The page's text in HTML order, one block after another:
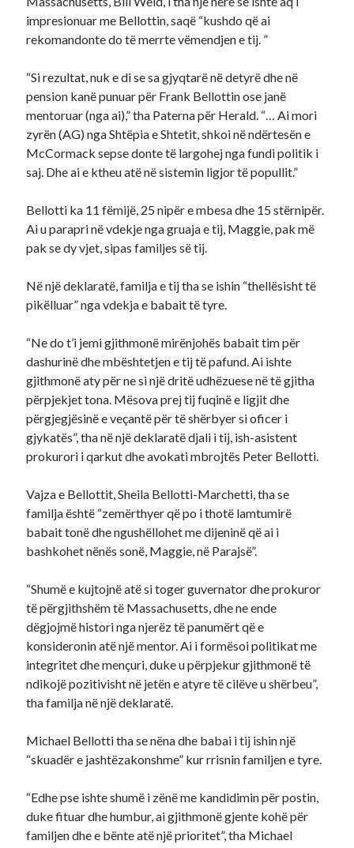
impresionuar me Bellottin, saqë “kushdo që ai
rekomandonte do të merrte vëmendjen e tij. ”
“Si rezultat, nuk e di se sa gjyqtarë në detyrë dhe në
pension kanë punuar për Frank Bellottin ose janë
mentoruar (nga ai),” tha Paterna për Herald. “… Ai mori
zyrën (AG) nga Shtëpia e Shtetit, shkoi në ndërtesën e
McCormack sepse donte të largohej nga fundi politik i
saj. Dhe ai e ktheu atë në sistemin ligjor të popullit.”
Bellotti ka 11 fëmijë, 25 nipër e mbesa dhe 15 stërnipër.
Ai u parapri në vdekje nga gruaja e tij, Maggie, pak më
pak se dy vjet, sipas familjes së tij.
Në një deklaratë, familja e tij tha se ishin “thellësisht të
pikëlluar” nga vdekja e babait të tyre.
“Ne do t’i jemi gjithmonë mirënjohës babait tim për
dashurinë dhe mbështetjen e tij të pafund. Ai ishte
gjithmonë aty për ne si një dritë udhëzuese në të gjitha
përpjekjet tona. Mësova prej tij fuqinë e ligjit dhe
përgjegjësinë e veçantë për të shërbyer si oficer i
gjykatës”, tha në një deklaratë djali i tij, ish-asistent
prokurori i qarkut dhe avokati mbrojtës Peter Bellotti.
Vajza e Bellottit, Sheila Bellotti-Marchetti, tha se
familja është “zemërthyer që po i thotë lamtumirë
babait tonë dhe ngushëllohet me dijeninë që ai i
bashkohet nënës sonë, Maggie, në Parajsë”.
“Shumë e kujtojnë atë si toger guvernator dhe prokuror
të përgjithshëm të Massachusetts, dhe ne ende
dëgjojmë histori nga njerëz të panumërt që e
konsideronin atë një mentor. Ai i formësoi politikat me
integritet dhe mençuri, duke u përpjekur gjithmonë të
ndikojë pozitivisht në jetën e atyre të cilëve u shërbeu”,
tha familja në një deklaratë.
Michael Bellotti tha se nëna dhe babai i tij ishin një
“skuadër e jashtëzakonshme” kur rrisnin familjen e tyre.
“Edhe pse ishte shumë i zënë me kandidimin për postin,
duke fituar dhe humbur, ai gjithmonë gjente kohë për
familjen dhe e bënte atë një prioritet”, tha Michael